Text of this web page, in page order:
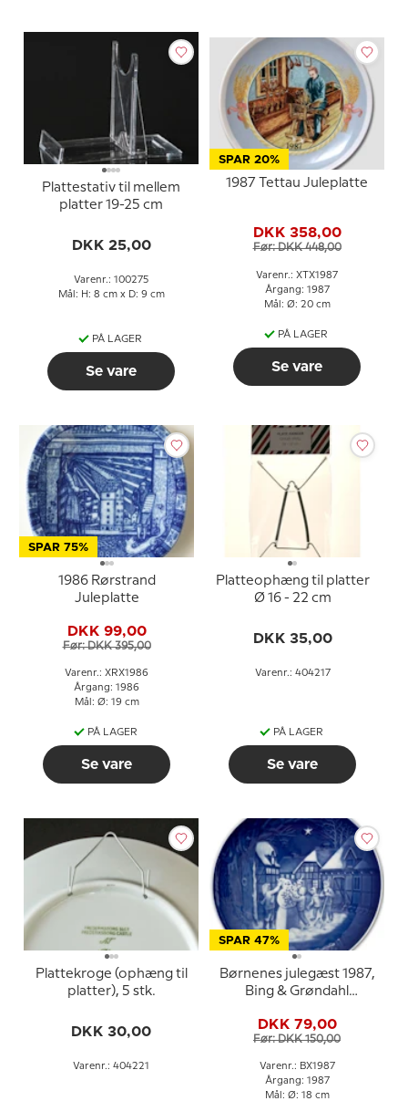
Plattestativ til mellem
platter 19-25 cm
DKK 25,00
Varenr.: 100275
Mål: H: 8 cm x D: 9 cm
PÅ LAGER
Se vare
SPAR 20%
1987 Tettau Juleplatte
DKK 358,00
Før: DKK 448,00
Varenr.: XTX1987
Årgang: 1987
Mål: Ø: 20 cm
PÅ LAGER
Se vare
SPAR 75%
1986 Rørstrand
Juleplatte
DKK 99,00
Før: DKK 395,00
Varenr.: XRX1986
Årgang: 1986
Mål: Ø: 19 cm
PÅ LAGER
Se vare
Platteophæng til platter
Ø 16 - 22 cm
DKK 35,00
Varenr.: 404217
PÅ LAGER
Se vare
Plattekroge (ophæng til
platter), 5 stk.
DKK 30,00
Varenr.: 404221
SPAR 47%
Børnenes julegæst 1987,
Bing & Grøndahl
DKK 79,00
Før: DKK 150,00
Varenr.: BX1987
Årgang: 1987
Mål: Ø: 18 cm